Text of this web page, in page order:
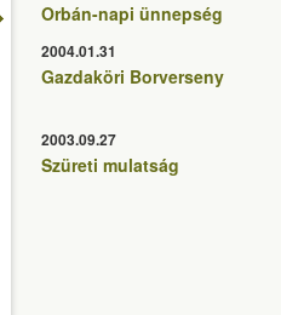
Orbán-napi ünnepség
2004.01.31
Gazdaköri Borverseny
2003.09.27
Szüreti mulatság